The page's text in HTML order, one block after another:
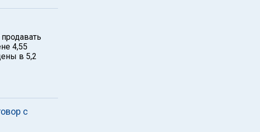
4,55
в 5,2
с